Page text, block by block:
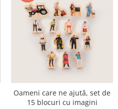
Oameni care ne ajută, set de
15 blocuri cu imagini